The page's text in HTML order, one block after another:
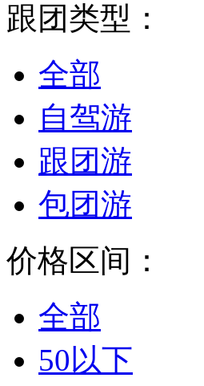
跟团类型：
全部
自驾游
跟团游
包团游
价格区间：
全部
50以下